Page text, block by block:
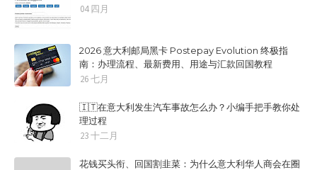
04 四月
2026 意大利邮局黑卡 Postepay Evolution 终极指
南：办理流程、最新费用、用途与汇款回国教程
26 七月
🇮🇹在意大利发生汽车事故怎么办？小编手把手教你处
理过程
23 十二月
花钱买头衔、回国割韭菜：为什么意大利华人商会在圈